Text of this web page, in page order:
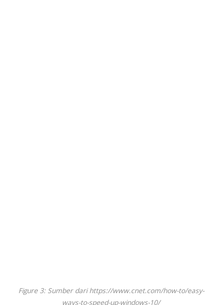
Figure 3: Sumber dari https://www.cnet.com/how-to/easy-
ways-to-speed-up-windows-10/